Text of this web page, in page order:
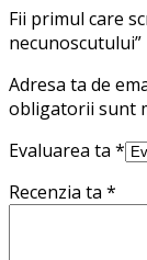
Fii primul care
necunoscutului”
Adresa ta de
obligatorii sunt
Evaluarea ta *
Recenzia ta *